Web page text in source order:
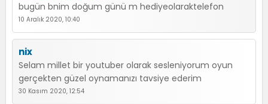
bugün bnim doğum günü m hediyeolaraktelefon
10 Aralık 2020, 10:40
nix
Selam millet bir youtuber olarak sesleniyorum oyun
gerçekten güzel oynamanızı tavsiye ederim
30 Kasım 2020, 12:54